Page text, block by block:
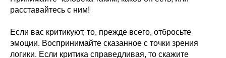
расставайтесь с ним!
Если вас критикуют, то, прежде всего, отбросьте
эмоции. Воспринимайте сказанное с точки зрения
логики. Если критика справедливая, то скажите